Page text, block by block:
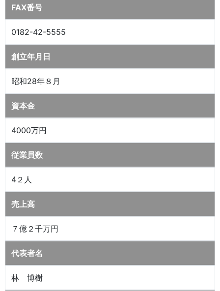
FAX番号
0182-42-5555
創立年月日
昭和28年８月
資本金
4000万円
従業員数
4２人
売上高
７億２千万円
代表者名
林 博樹